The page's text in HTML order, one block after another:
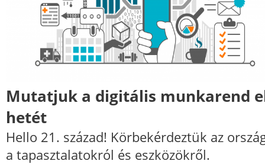
Mutatjuk a digitális munkarend
hetét
Hello 21. század! Körbekérdeztük az
a tapasztalatokról és eszközökről.